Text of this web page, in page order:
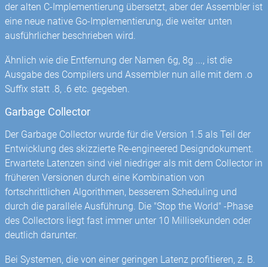
der alten C-Implementierung übersetzt, aber der Assembler ist
eine neue native Go-Implementierung, die weiter unten
ausführlicher beschrieben wird.
Ähnlich wie die Entfernung der Namen 6g, 8g ..., ist die
Ausgabe des Compilers und Assembler nun alle mit dem .o
Suffix statt .8, .6 etc. gegeben.
Garbage Collector
Der Garbage Collector wurde für die Version 1.5 als Teil der
Entwicklung des skizzierte Re-engineered Designdokument.
Erwartete Latenzen sind viel niedriger als mit dem Collector in
früheren Versionen durch eine Kombination von
fortschrittlichen Algorithmen, besserem Scheduling und
durch die parallele Ausführung. Die "Stop the World" -Phase
des Collectors liegt fast immer unter 10 Millisekunden oder
deutlich darunter.
Bei Systemen, die von einer geringen Latenz profitieren, z. B.